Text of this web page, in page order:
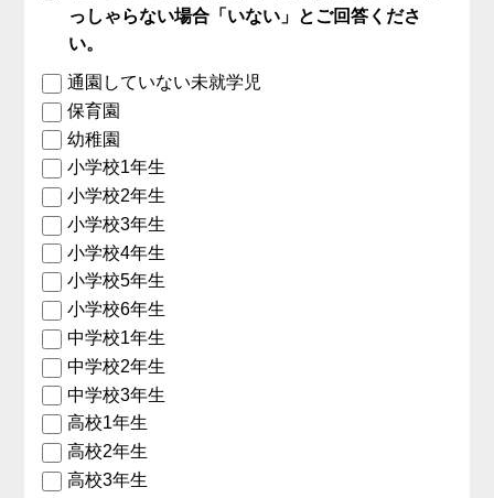
っしゃらない場合「いない」とご回答くださ
い。
通園していない未就学児
保育園
幼稚園
小学校1年生
小学校2年生
小学校3年生
小学校4年生
小学校5年生
小学校6年生
中学校1年生
中学校2年生
中学校3年生
高校1年生
高校2年生
高校3年生